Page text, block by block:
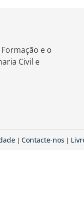
Formação e o
Civil e
| Contacte-nos |